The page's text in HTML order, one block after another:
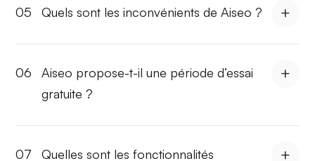
05 Quels sont les inconvénients de Aiseo ?
06
Aiseo propose-t-il une période d’essai
gratuite ?
07 Quelles sont les fonctionnalités